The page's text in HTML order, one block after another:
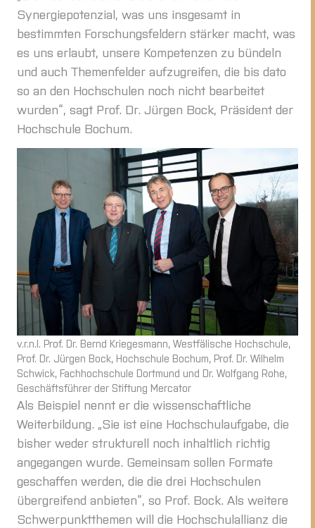
Synergiepotenzial, was uns insgesamt in
bestimmten Forschungsfeldern stärker macht, was
es uns erlaubt, unsere Kompetenzen zu bündeln
und auch Themenfelder aufzugreifen, die bis dato
so an den Hochschulen noch nicht bearbeitet
wurden“, sagt Prof. Dr. Jürgen Bock, Präsident der
Hochschule Bochum.
v.r.n.l. Prof. Dr. Bernd Kriegesmann, Westfälische Hochschule,
Prof. Dr. Jürgen Bock, Hochschule Bochum, Prof. Dr. Wilhelm
Schwick, Fachhochschule Dortmund und Dr. Wolfgang Rohe,
Geschäftsführer der Stiftung Mercator
Als Beispiel nennt er die wissenschaftliche
Weiterbildung. „Sie ist eine Hochschulaufgabe, die
bisher weder strukturell noch inhaltlich richtig
angegangen wurde. Gemeinsam sollen Formate
geschaffen werden, die die drei Hochschulen
übergreifend anbieten“, so Prof. Bock. Als weitere
Schwerpunktthemen will die Hochschulallianz die